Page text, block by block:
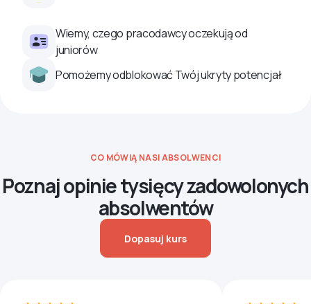
Wiemy, czego pracodawcy oczekują od
juniorów
Pomożemy odblokować Twój ukryty potencjał
CO MÓWIĄ NASI ABSOLWENCI
Poznaj opinie tysięcy zadowolonych
absolwentów
Dopasuj kurs